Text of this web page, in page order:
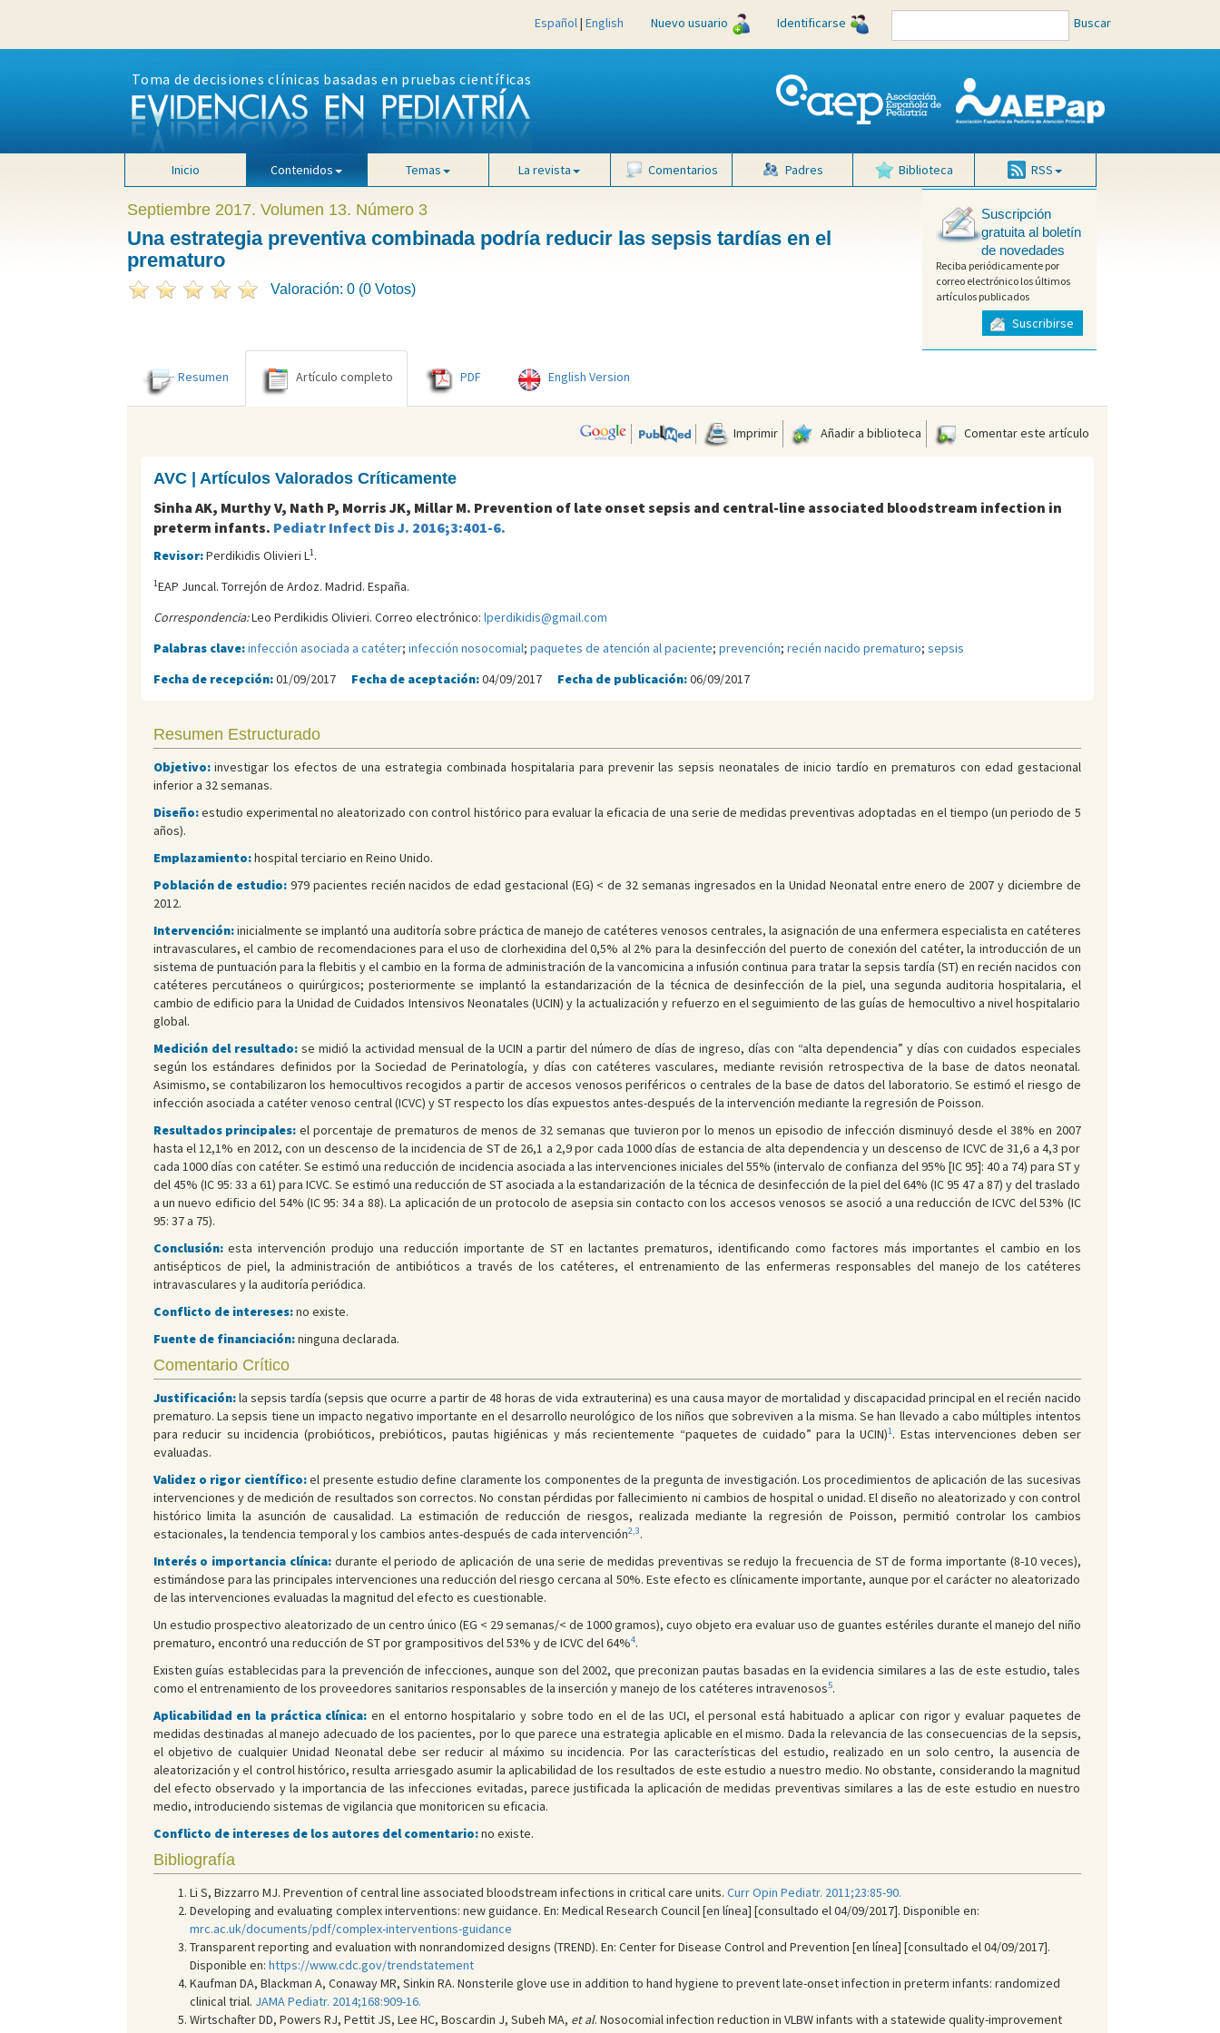
Español| English Nuevo usuario Identificarse Buscar
Toma de decisiones clínicas basadas en pruebas científicas
Inicio Contenidos Temas La revista Comentarios Padres Biblioteca RSS
Septiembre 2017. Volumen 13. Número 3
Una estrategia preventiva combinada podría reducir las sepsis tardías en el
prematuro
Valoración: 0 (0 Votos)
Suscripción
gratuita al boletín
de novedades
Reciba periódicamente por
correo electrónico los últimos
artículos publicados
Suscribirse
Resumen Artículo completo PDF English Version
Imprimir Añadir a biblioteca Comentar este artículo
AVC | Artículos Valorados Críticamente
Sinha AK, Murthy V, Nath P, Morris JK, Millar M. Prevention of late onset sepsis and central-line associated bloodstream infection in
preterm infants. Pediatr Infect Dis J. 2016;3:401-6.
Revisor:Perdikidis Olivieri L1.
1EAP Juncal. Torrejón de Ardoz. Madrid. España.
Correspondencia:Leo Perdikidis Olivieri. Correo electrónico: lperdikidis@gmail.com
Palabras clave:infección asociada a catéter; infección nosocomial; paquetes de atención al paciente; prevención; recién nacido prematuro; sepsis
Fecha de recepción:01/09/2017 Fecha de aceptación:04/09/2017 Fecha de publicación:06/09/2017
Resumen Estructurado
Objetivo:investigar los efectos de una estrategia combinada hospitalaria para prevenir las sepsis neonatales de inicio tardío en prematuros con edad gestacional
inferior a 32 semanas.
Diseño:estudio experimental no aleatorizado con control histórico para evaluar la eficacia de una serie de medidas preventivas adoptadas en el tiempo (un periodo de 5
años).
Emplazamiento:hospital terciario en Reino Unido.
Población de estudio: 979 pacientes recién nacidos de edad gestacional (EG) < de 32 semanas ingresados en la Unidad Neonatal entre enero de 2007 y diciembre de
2012.
Intervención:inicialmente se implantó una auditoría sobre práctica de manejo de catéteres venosos centrales, la asignación de una enfermera especialista en catéteres
intravasculares, el cambio de recomendaciones para el uso de clorhexidina del 0,5% al 2% para la desinfección del puerto de conexión del catéter, la introducción de un
sistema de puntuación para la flebitis y el cambio en la forma de administración de la vancomicina a infusión continua para tratar la sepsis tardía (ST) en recién nacidos con
catéteres percutáneos o quirúrgicos; posteriormente se implantó la estandarización de la técnica de desinfección de la piel, una segunda auditoria hospitalaria, el
cambio de edificio para la Unidad de Cuidados Intensivos Neonatales (UCIN) y la actualización y refuerzo en el seguimiento de las guías de hemocultivo a nivel hospitalario
global.
Medición del resultado:se midió la actividad mensual de la UCIN a partir del número de días de ingreso, días con “alta dependencia” y días con cuidados especiales
según los estándares definidos por la Sociedad de Perinatología, y días con catéteres vasculares, mediante revisión retrospectiva de la base de datos neonatal.
Asimismo, se contabilizaron los hemocultivos recogidos a partir de accesos venosos periféricos o centrales de la base de datos del laboratorio. Se estimó el riesgo de
infección asociada a catéter venoso central (ICVC) y ST respecto los días expuestos antes-después de la intervención mediante la regresión de Poisson.
Resultados principales: el porcentaje de prematuros de menos de 32 semanas que tuvieron por lo menos un episodio de infección disminuyó desde el 38% en 2007
hasta el 12,1% en 2012, con un descenso de la incidencia de ST de 26,1 a 2,9 por cada 1000 días de estancia de alta dependencia y un descenso de ICVC de 31,6 a 4,3 por
cada 1000 días con catéter. Se estimó una reducción de incidencia asociada a las intervenciones iniciales del 55% (intervalo de confianza del 95% [IC 95]: 40 a 74) para ST y
del 45% (IC 95: 33 a 61) para ICVC. Se estimó una reducción de ST asociada a la estandarización de la técnica de desinfección de la piel del 64% (IC 95 47 a 87) y del traslado
a un nuevo edificio del 54% (IC 95: 34 a 88). La aplicación de un protocolo de asepsia sin contacto con los accesos venosos se asoció a una reducción de ICVC del 53% (IC
95: 37 a 75).
Conclusión:esta intervención produjo una reducción importante de ST en lactantes prematuros, identificando como factores más importantes el cambio en los
antisépticos de piel, la administración de antibióticos a través de los catéteres, el entrenamiento de las enfermeras responsables del manejo de los catéteres
intravasculares y la auditoría periódica.
Conflicto de intereses:no existe.
Fuente de financiación:ninguna declarada.
Comentario Crítico
Justificación:la sepsis tardía (sepsis que ocurre a partir de 48 horas de vida extrauterina) es una causa mayor de mortalidad y discapacidad principal en el recién nacido
prematuro. La sepsis tiene un impacto negativo importante en el desarrollo neurológico de los niños que sobreviven a la misma. Se han llevado a cabo múltiples intentos
para reducir su incidencia (probióticos, prebióticos, pautas higiénicas y más recientemente “paquetes de cuidado” para la UCIN)1. Estas intervenciones deben ser
evaluadas.
Validez o rigor científico:el presente estudio define claramente los componentes de la pregunta de investigación. Los procedimientos de aplicación de las sucesivas
intervenciones y de medición de resultados son correctos. No constan pérdidas por fallecimiento ni cambios de hospital o unidad. El diseño no aleatorizado y con control
histórico limita la asunción de causalidad. La estimación de reducción de riesgos, realizada mediante la regresión de Poisson, permitió controlar los cambios
estacionales, la tendencia temporal y los cambios antes-después de cada intervención2,3.
Interés o importancia clínica: durante el periodo de aplicación de una serie de medidas preventivas se redujo la frecuencia de ST de forma importante (8-10 veces),
estimándose para las principales intervenciones una reducción del riesgo cercana al 50%. Este efecto es clínicamente importante, aunque por el carácter no aleatorizado
de las intervenciones evaluadas la magnitud del efecto es cuestionable.
Un estudio prospectivo aleatorizado de un centro único (EG < 29 semanas/< de 1000 gramos), cuyo objeto era evaluar uso de guantes estériles durante el manejo del niño
prematuro, encontró una reducción de ST por grampositivos del 53% y de ICVC del 64%4.
Existen guías establecidas para la prevención de infecciones, aunque son del 2002, que preconizan pautas basadas en la evidencia similares a las de este estudio, tales
como el entrenamiento de los proveedores sanitarios responsables de la inserción y manejo de los catéteres intravenosos5.
Aplicabilidad en la práctica clínica:en el entorno hospitalario y sobre todo en el de las UCI, el personal está habituado a aplicar con rigor y evaluar paquetes de
medidas destinadas al manejo adecuado de los pacientes, por lo que parece una estrategia aplicable en el mismo. Dada la relevancia de las consecuencias de la sepsis,
el objetivo de cualquier Unidad Neonatal debe ser reducir al máximo su incidencia. Por las características del estudio, realizado en un solo centro, la ausencia de
aleatorización y el control histórico, resulta arriesgado asumir la aplicabilidad de los resultados de este estudio a nuestro medio. No obstante, considerando la magnitud
del efecto observado y la importancia de las infecciones evitadas, parece justificada la aplicación de medidas preventivas similares a las de este estudio en nuestro
medio, introduciendo sistemas de vigilancia que monitoricen su eficacia.
Conflicto de intereses de los autores del comentario:no existe.
Bibliografía
Li S, Bizzarro MJ. Prevention of central line associated bloodstream infections in critical care units. Curr Opin Pediatr. 2011;23:85-90.
Developing and evaluating complex interventions: new guidance. En: Medical Research Council [en línea] [consultado el 04/09/2017]. Disponible en:
mrc.ac.uk/documents/pdf/complex-interventions-guidance
Transparent reporting and evaluation with nonrandomized designs (TREND). En: Center for Disease Control and Prevention [en línea] [consultado el 04/09/2017].
Disponible en: https://www.cdc.gov/trendstatement
Kaufman DA, Blackman A, Conaway MR, Sinkin RA. Nonsterile glove use in addition to hand hygiene to prevent late-onset infection in preterm infants: randomized
clinical trial. JAMA Pediatr. 2014;168:909-16.
Wirtschafter DD, Powers RJ, Pettit JS, Lee HC, Boscardin J, Subeh MA, et al. Nosocomial infection reduction in VLBW infants with a statewide quality-improvement